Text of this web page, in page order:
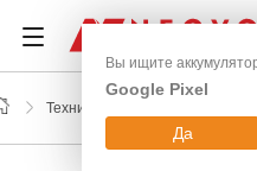
Техника для дома
Вы ищите
Google Pixel
Да